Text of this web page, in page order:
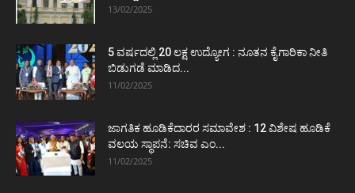
13/02/2025
5 ವರ್ಷದಲ್ಲಿ 20 ಲಕ್ಷ ಉದ್ಯೋಗ : ನೂತನ ಕೈಗಾರಿಕಾ ನೀತಿ
ಬಿಡುಗಡೆ ಮಾಡಿದ...
11/02/2025
ಜಾಗತಿಕ ಹೂಡಿಕೆದಾರರ ಸಮಾವೇಶ : 12 ವಿಶೇಷ ಹೂಡಿಕೆ
ವಲಯ ಸ್ಥಾಪನೆ: ಸಚಿವ ಎಂ...
11/02/2025